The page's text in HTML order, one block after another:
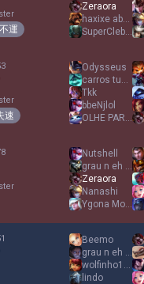
不運
Zeraora
haxixe abuser
SuperCleber
速
Odysseus
carros tunados
Tkk
bbeNjlol
OLHE PARA MIM
Nutshell
grau n eh crime
Zeraora
Nanashi
Ygona Moura
Beemo
grau n eh crime
wolfinho123
lindo